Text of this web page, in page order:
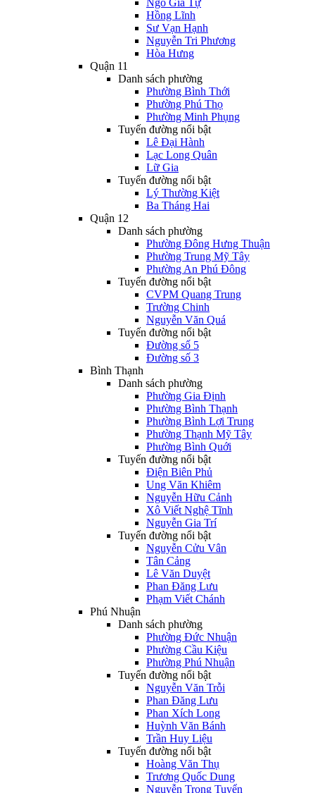
Ngô Gia Tự
Hồng Lĩnh
Sư Vạn Hạnh
Nguyễn Tri Phương
Hòa Hưng
Quận 11
Danh sách phường
Phường Bình Thới
Phường Phú Thọ
Phường Minh Phụng
Tuyến đường nổi bật
Lê Đại Hành
Lạc Long Quân
Lữ Gia
Tuyến đường nổi bật
Lý Thường Kiệt
Ba Tháng Hai
Quận 12
Danh sách phường
Phường Đông Hưng Thuận
Phường Trung Mỹ Tây
Phường An Phú Đông
Tuyến đường nổi bật
CVPM Quang Trung
Trường Chinh
Nguyễn Văn Quá
Tuyến đường nổi bật
Đường số 5
Đường số 3
Bình Thạnh
Danh sách phường
Phường Gia Định
Phường Bình Thạnh
Phường Bình Lợi Trung
Phường Thạnh Mỹ Tây
Phường Bình Quới
Tuyến đường nổi bật
Điện Biên Phủ
Ung Văn Khiêm
Nguyễn Hữu Cảnh
Xô Viết Nghệ Tĩnh
Nguyễn Gia Trí
Tuyến đường nổi bật
Nguyễn Cửu Vân
Tân Cảng
Lê Văn Duyệt
Phan Đăng Lưu
Phạm Viết Chánh
Phú Nhuận
Danh sách phường
Phường Đức Nhuận
Phường Cầu Kiệu
Phường Phú Nhuận
Tuyến đường nổi bật
Nguyễn Văn Trỗi
Phan Đăng Lưu
Phan Xích Long
Huỳnh Văn Bánh
Trần Huy Liệu
Tuyến đường nổi bật
Hoàng Văn Thụ
Trương Quốc Dung
Nguyễn Trọng Tuyển